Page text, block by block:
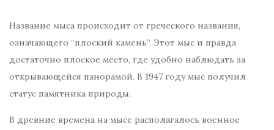
Название мыса происходит от греческого названия,
означающего “плоский камень”. Этот мыс и правда
достаточно плоское место, где удобно наблюдать за
открывающейся панорамой. В 1947 году мыс получил
статус памятника природы.
В древние времена на мысе располагалось военное